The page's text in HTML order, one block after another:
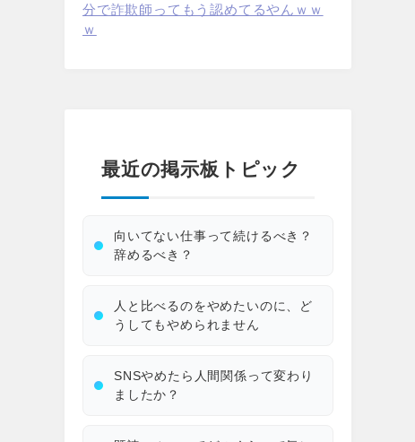
分で詐欺師ってもう認めてるやんｗｗ
ｗ
最近の掲示板トピック
向いてない仕事って続けるべき？
辞めるべき？
人と比べるのをやめたいのに、ど
うしてもやめられません
SNSやめたら人間関係って変わり
ましたか？